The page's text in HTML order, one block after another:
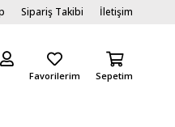
Sipariş Takibi İletişim
Sepetim
Favorilerim